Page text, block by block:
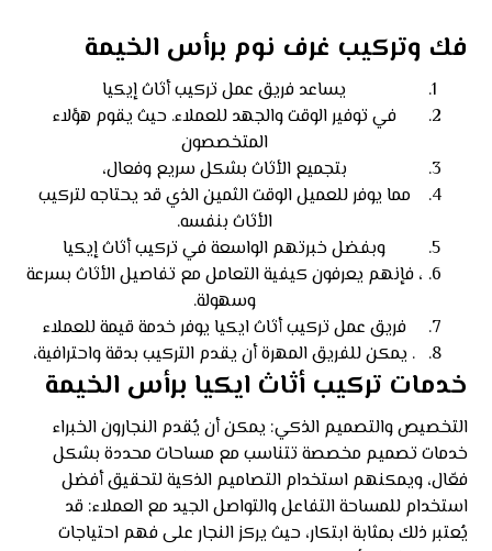
فك وتركيب غرف نوم برأس الخيمة
يساعد فريق عمل تركيب أثاث إيكيا
في توفير الوقت والجهد للعملاء. حيث يقوم هؤلاء
المتخصصون
بتجميع الأثاث بشكل سريع وفعال،
مما يوفر للعميل الوقت الثمين الذي قد يحتاجه لتركيب
الأثاث بنفسه.
وبفضل خبرتهم الواسعة في تركيب أثاث إيكيا
، فإنهم يعرفون كيفية التعامل مع تفاصيل الأثاث بسرعة
وسهولة.
فريق عمل تركيب أثاث ايكيا يوفر خدمة قيمة للعملاء
. يمكن للفريق المهرة أن يقدم التركيب بدقة واحترافية،
خدمات تركيب أثاث ايكيا برأس الخيمة
التخصيص والتصميم الذكي: يمكن أن يُقدم النجارون الخبراء
خدمات تصميم مخصصة تتناسب مع مساحات محددة بشكل
فعّال، ويمكنهم استخدام التصاميم الذكية لتحقيق أفضل
استخدام للمساحة التفاعل والتواصل الجيد مع العملاء: قد
يُعتبر ذلك بمثابة ابتكار، حيث يركز النجار على فهم احتياجات